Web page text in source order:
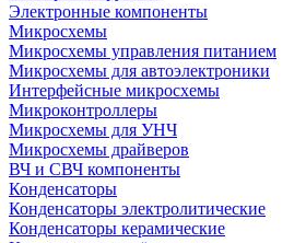
Электронные компоненты
Микросхемы
Микросхемы управления питанием
Микросхемы для автоэлектроники
Интерфейсные микросхемы
Микроконтроллеры
Микросхемы для УНЧ
Микросхемы драйверов
ВЧ и СВЧ компоненты
Конденсаторы
Конденсаторы электролитические
Конденсаторы керамические